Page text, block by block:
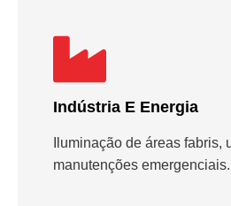
Indústria E Energia
Iluminação de áreas fabris,
manutenções emergenciais.